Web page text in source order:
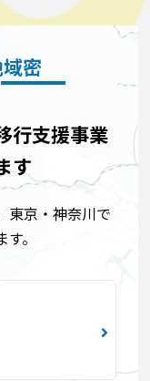
密
行支援事業
す
東京・神奈川で
。